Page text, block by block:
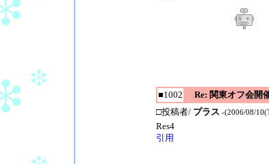
■1002
Re: 関東オフ会開
□投稿者/ プラス -(2006/08/
Res4
引用